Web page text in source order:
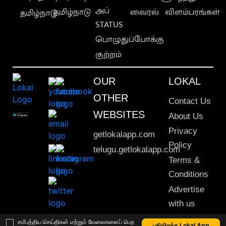
சமீபத்திய செய்திகள் மற்றும் வேலைகளைப் பெற
தமிழ்நாடுதமிழ்நாடு அப்
STATUS
பொழுதுப்போக்கு
குற்றம்
வைரல் விளம்பரங்கள்
OUR
OTHER
WEBSITES
getlokalapp.com
telugu.getlokalapp.com
LOKAL
Contact Us
About Us
Privacy
Policy
Terms &
Conditions
Advertise
with us
Sitemap